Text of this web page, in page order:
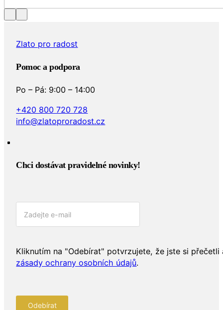
Zlato pro radost
Pomoc a podpora
Po – Pá: 9:00 – 14:00
+420 800 720 728
info@zlatoproradost.cz
Chci dostávat pravidelné novinky!​
Kliknutím na "Odebírat" potvrzujete, že jste si přečetli
zásady ochrany osobních údajů.
Odebírat